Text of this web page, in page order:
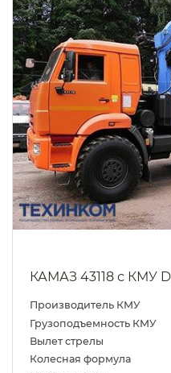
КАМАЗ 43118 с КМУ
Производитель КМУ
Грузоподъемность КМУ
Вылет стрелы
Колесная формула